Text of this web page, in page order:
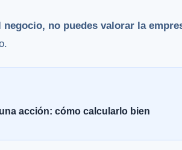
negocio, no puedes valorar la
acción: cómo calcularlo bien